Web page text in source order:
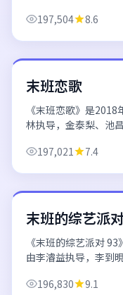
上乘。 欢迎通过日韩
197,504 8.6
韩国
末班恋歌
《末班恋歌》是
林执导，金泰梨、池
日韩电影电视剧在线播
197,021 7.4
韩国
末班的综艺派
《末班的综艺派对
由李濬益执导，李到
电影电视剧在线播放平
196,830 9.1